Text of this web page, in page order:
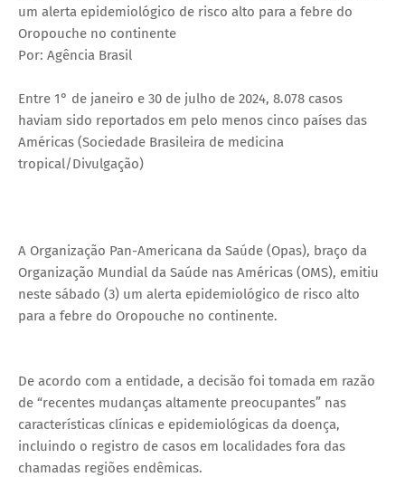
um alerta epidemiológico de risco alto para a febre do
Oropouche no continente
Por: Agência Brasil
Entre 1° de janeiro e 30 de julho de 2024, 8.078 casos
haviam sido reportados em pelo menos cinco países das
Américas (Sociedade Brasileira de medicina
tropical/Divulgação)
A Organização Pan-Americana da Saúde (Opas), braço da
Organização Mundial da Saúde nas Américas (OMS), emitiu
neste sábado (3) um alerta epidemiológico de risco alto
para a febre do Oropouche no continente.
De acordo com a entidade, a decisão foi tomada em razão
de “recentes mudanças altamente preocupantes” nas
características clínicas e epidemiológicas da doença,
incluindo o registro de casos em localidades fora das
chamadas regiões endêmicas.